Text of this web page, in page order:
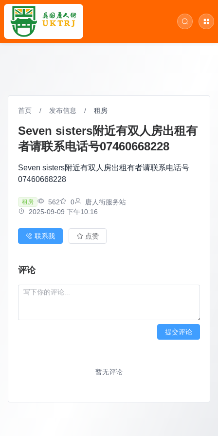
首页 / 发布信息 / 租房
Seven sisters附近有双人房出租有
者请联系电话号07460668228
Seven sisters附近有双人房出租有者请联系电话号
07460668228
租房 562 0
唐人街服务站
2025-09-09 下午10:16
联系我 点赞
评论
提交评论
暂无评论